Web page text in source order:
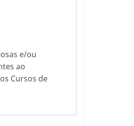
e/ou
ao
Cursos de